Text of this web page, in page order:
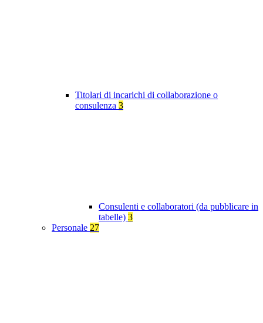
Titolari di incarichi di collaborazione o
consulenza 3
Consulenti e collaboratori (da pubblicare in
tabelle) 3
Personale 27